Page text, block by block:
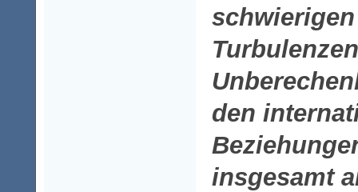
den
insgesamt